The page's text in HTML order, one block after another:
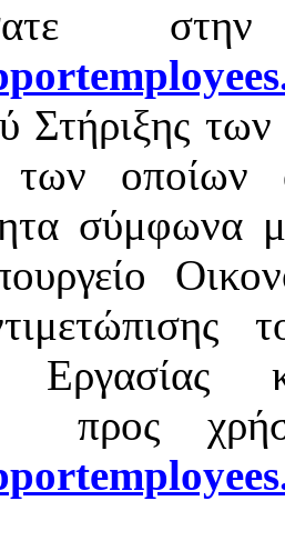
Στήριξης
οποίων
σύμφωνα
Εργασίας
προς